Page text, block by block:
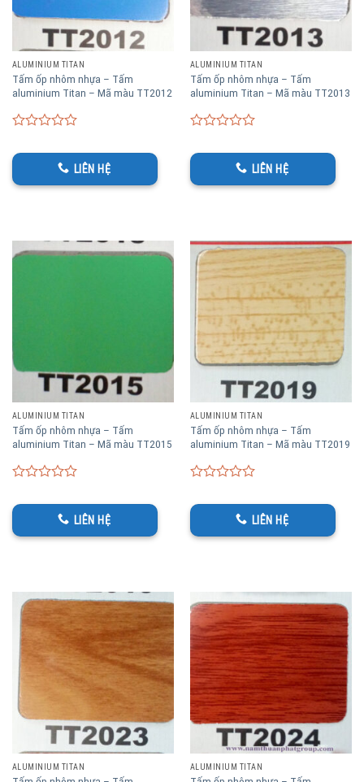
ALUMINIUM TITAN
Tấm ốp nhôm nhựa – Tấm
aluminium Titan – Mã màu TT2012
out
of
5
LIÊN HỆ
ALUMINIUM TITAN
Tấm ốp nhôm nhựa – Tấm
aluminium Titan – Mã màu TT2013
out
of
5
LIÊN HỆ
ALUMINIUM TITAN
Tấm ốp nhôm nhựa – Tấm
aluminium Titan – Mã màu TT2015
out
of
5
LIÊN HỆ
ALUMINIUM TITAN
Tấm ốp nhôm nhựa – Tấm
aluminium Titan – Mã màu TT2019
out
of
5
LIÊN HỆ
ALUMINIUM TITAN ALUMINIUM TITAN